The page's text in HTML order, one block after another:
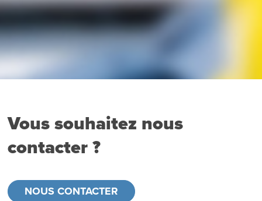
Vous souhaitez nous
contacter ?
NOUS CONTACTER